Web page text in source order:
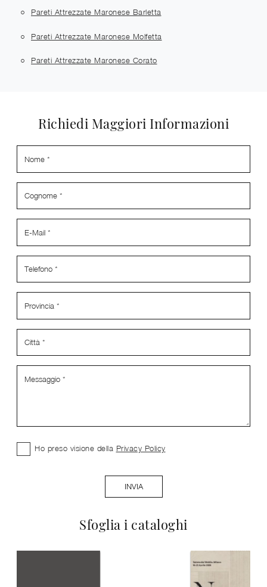
Pareti Attrezzate Maronese Barletta
Pareti Attrezzate Maronese Molfetta
Pareti Attrezzate Maronese Corato
Sfoglia i cataloghi
Richiedi Maggiori Informazioni
Ho preso visione della Privacy Policy
INVIA